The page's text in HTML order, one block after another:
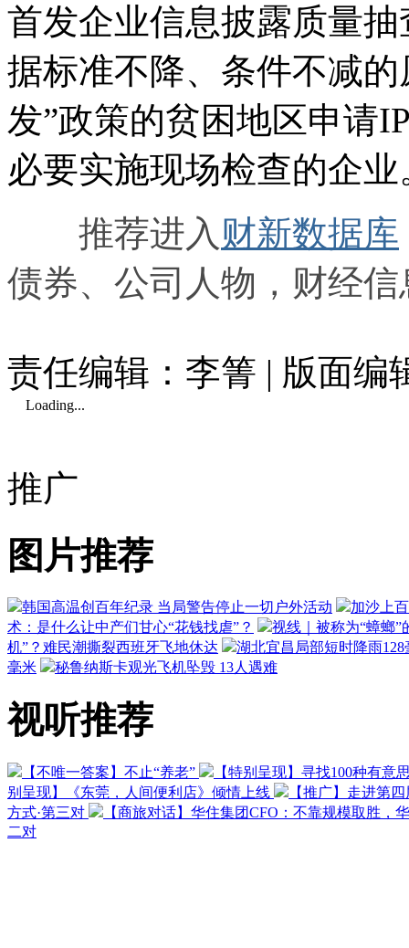
首发企业信息披露质量
据标准不降、条件不减
发”政策的贫困地区申请
必要实施现场检查的企业
推荐进入 财新数据库
债券、公司人物，财经
责任编辑：李箐 | 版面编
Loading...
推广
图片推荐
韩国高温创百年纪录 当局警告停止一切户外活动
加沙上
术：是什么让中产们甘心“花钱找虐”？
视线｜被称为“蟑螂
机”？难民潮撕裂西班牙飞地休达
湖北宜昌局部短时降雨
毫米
秘鲁纳斯卡观光飞机坠毁 13人遇难
视听推荐
【不唯一答案】不止“养老”
【特别呈现】寻找100种有意
别呈现】《东莞，人间便利店》倾情上线
【推广】走进第
方式·第三对
【商旅对话】华住集团CFO：不靠规模取胜，
二对